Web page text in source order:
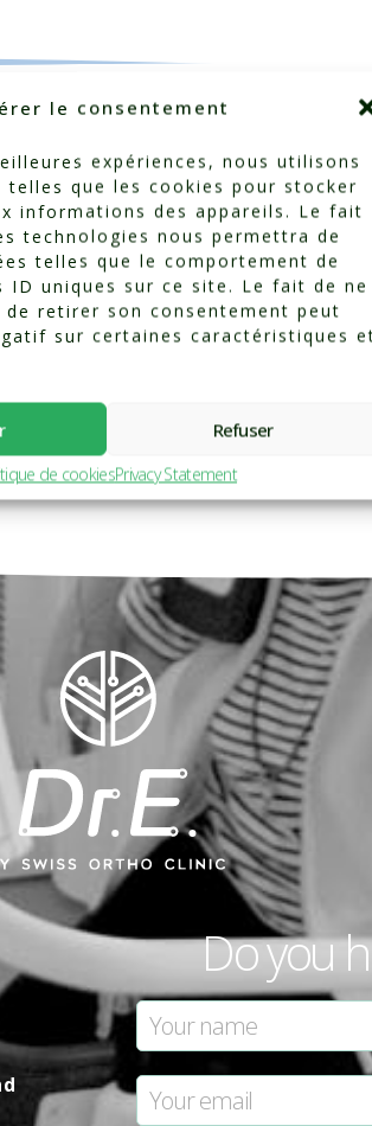
le consentement
expériences, nous utilisons
telles que les cookies pour stocker
informations des appareils. Le fait
technologies nous permettra de
telles que le comportement de
ID uniques sur ce site. Le fait de ne
retirer son consentement peut
sur certaines caractéristiques
Refuser
de cookiesPrivacy Statement
in: Testimonials
Do you